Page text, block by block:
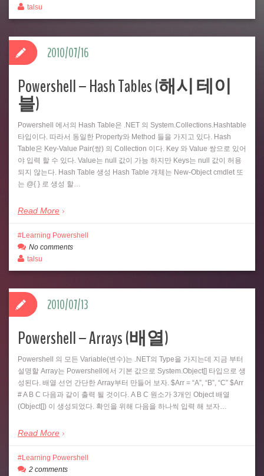
talsu
Powershell – Hash Tables (해시 테이
블)
Powershell 에서의 Hash Table은 .NET 의 System.Collections.Hashtable
타입이다. 따라서 동일한 Property와 Method 들을 가지고 있다. Hash
Table은 Key-Value Pair(쌍) 의 Collection 이다. Key 와 Value 쌍으로 있어
야 입력 할 수 있다. Value는 null 값이 가능 하지만 Keys는 null 값이 허용
되지 않는다. Hash Table 생성 Hash Table 개체는 New-Object cmdlet 또
는 @{ } 로 생성 할…
Read More
2010/07/16
Learning Powershell
No comments
talsu
Powershell – Arrays (배열)
Powershell 의 모든 Variable(변수)는 .NET의 Type을 가지는데 지금 부터
설명할 Array는 Powershell에서 기본 값으로 System.Object[] 타입으로 생
성된다. 배열 선언 간단한 Array부터 만들어 보자. $Arr = “A”, “B”, “C” $Arr
# A B C 다음과 같이 출력 될 것이다. A B C 원소가 3개인 Object 배열
(Object[]) 이 생성되었다. 확인을 위해 다음을 하나씩 입력 해 보자…
Read More
2010/07/13
Learning Powershell
2 comments